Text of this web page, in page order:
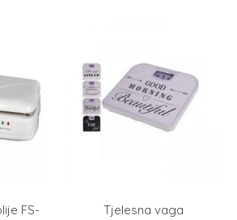
FS-
Tjelesna vaga